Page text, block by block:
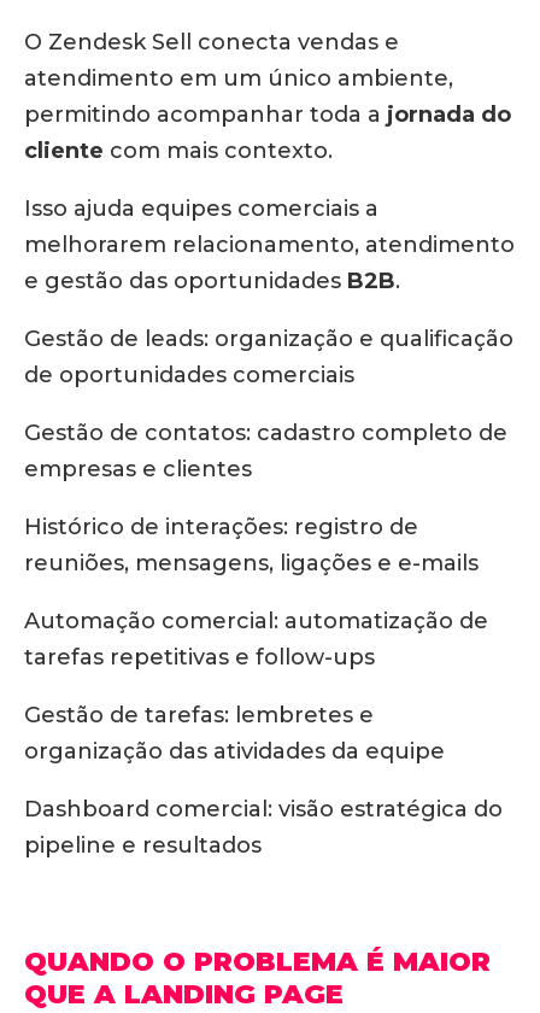
O Zendesk Sell conecta vendas e
atendimento em um único ambiente,
permitindo acompanhar toda a jornada do
cliente com mais contexto.
Isso ajuda equipes comerciais a
melhorarem relacionamento, atendimento
e gestão das oportunidades B2B.
Gestão de leads: organização e qualificação
de oportunidades comerciais
Gestão de contatos: cadastro completo de
empresas e clientes
Histórico de interações: registro de
reuniões, mensagens, ligações e e-mails
Automação comercial: automatização de
tarefas repetitivas e follow-ups
Gestão de tarefas: lembretes e
organização das atividades da equipe
Dashboard comercial: visão estratégica do
pipeline e resultados
QUANDO O PROBLEMA É MAIOR
QUE A LANDING PAGE